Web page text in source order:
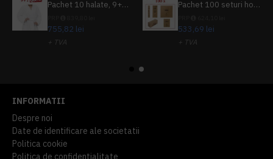
Pachet 10 halate, 9+1 gratuit
755,82 lei
+ TVA
Pachet 100 seturi hoteliere, set dentar, set barbierit, casca de dus, pila unghii, set cusut
533,69 lei
+ TVA
INFORMATII
Despre noi
Date de identificare ale societatii
Politica cookie
Politica de confidentialitate